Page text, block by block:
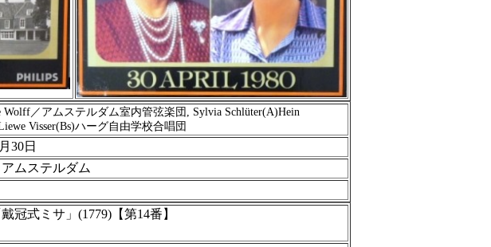
Wolff／アムステルダム室内管弦楽団 , Sylvia Schlüter(A)Hein
Visser(Bs)ハーグ自由学校合唱団
30日
ムステルダム
戴冠式ミサ」 (1779) 【第14番】